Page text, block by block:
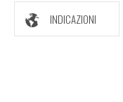
INDICAZIONI